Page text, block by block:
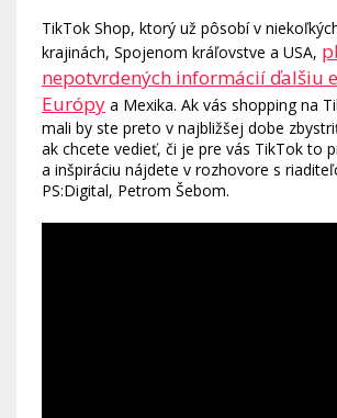
TikTok Shop, ktorý už pôsobí v
krajinách, Spojenom kráľovstve a USA,
nepotvrdených informácií ďalšiu
Európy a Mexika. Ak vás shopping na
mali by ste preto v najbližšej dobe
ak chcete vedieť, či je pre vás TikTok to
a inšpiráciu nájdete v rozhovore s
PS:Digital, Petrom Šebom.